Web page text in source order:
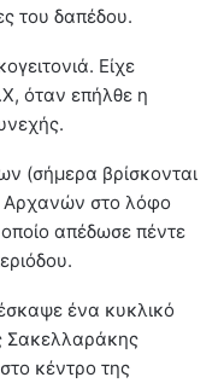
του δαπέδου.
Είχε
όταν επήλθε η
(σήμερα βρίσκονται
Αρχανών στο λόφο
απέδωσε πέντε
ένα κυκλικό
Σακελλαράκης
κέντρο της